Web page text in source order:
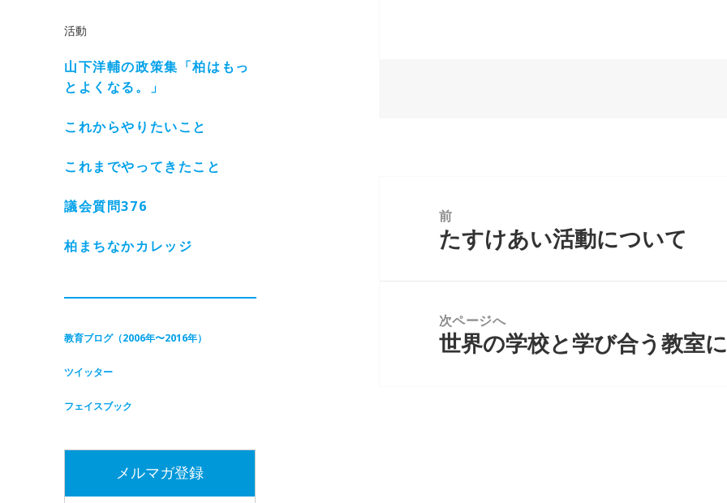
活動
山下洋輔の政策集「柏はもっ
とよくなる。」
これからやりたいこと
これまでやってきたこと
議会質問376
柏まちなかカレッジ
教育ブログ（2006年〜2016年）
ツイッター
フェイスブック
メルマガ登録
前
前
稿:
たすけあい活動について
次ページへ
次
世界の学校と学び合う教室